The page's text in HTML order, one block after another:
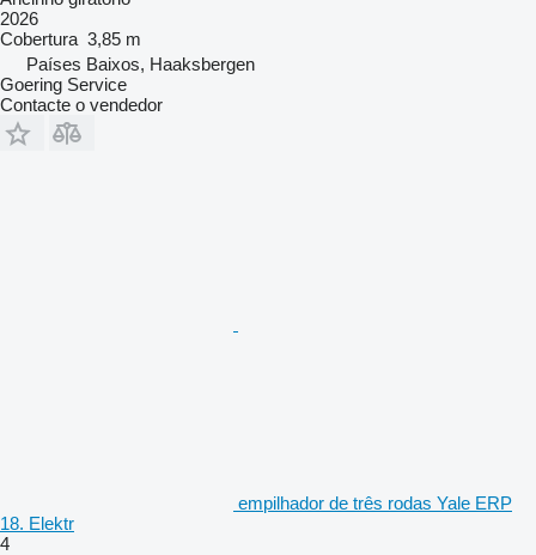
2026
Cobertura 3,85 m
Países Baixos, Haaksbergen
Goering Service
Contacte o vendedor
empilhador de três rodas Yale ERP
18. Elektr
4